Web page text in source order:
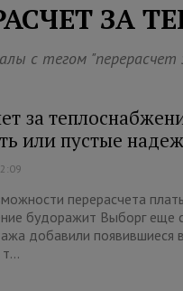
ЗА
с тегом "перерасчет
за
или пустые
перерасчета
будоражит Выборг еще
добавили появившиеся